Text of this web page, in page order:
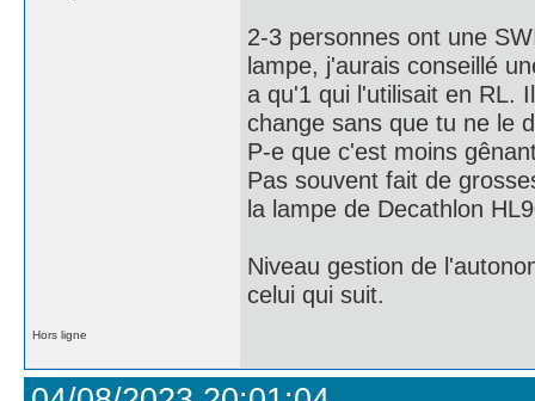
2-3 personnes ont une
lampe, j'aurais conseillé
a qu'1 qui l'utilisait en RL.
change sans que tu ne le
P-e que c'est moins
Pas souvent fait de
la lampe de Decathlon
Niveau gestion de
celui qui suit.
Hors ligne